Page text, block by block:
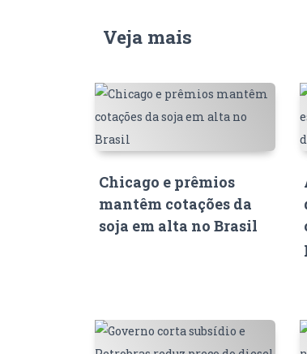
Veja mais
Chicago e prêmios
mantêm cotações da
soja em alta no Brasil